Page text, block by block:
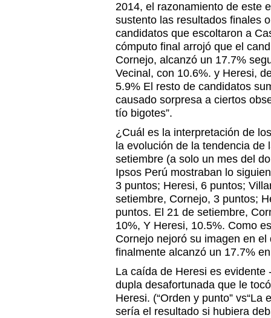
2014, el razonamiento de este
sustento las resultados finales
candidatos que escoltaron a
cómputo final arrojó que el
Cornejo, alcanzó un 17.7%
Vecinal, con 10.6%. y Heresi,
5.9% El resto de candidatos
causado sorpresa a ciertos
tío bigotes”.
¿Cuál es la interpretación de
la evolución de la tendencia
setiembre (a solo un mes del
Ipsos Perú mostraban lo
3 puntos; Heresi, 6 puntos;
setiembre, Cornejo, 3 puntos;
puntos. El 21 de setiembre,
10%, Y Heresi, 10.5%. Como
Cornejo nejoró su imagen en
finalmente alcanzó un 17.7%
La caída de Heresi es evidente
dupla desafortunada que le
Heresi. (“Orden y punto” vs“La
sería el resultado si hubiera